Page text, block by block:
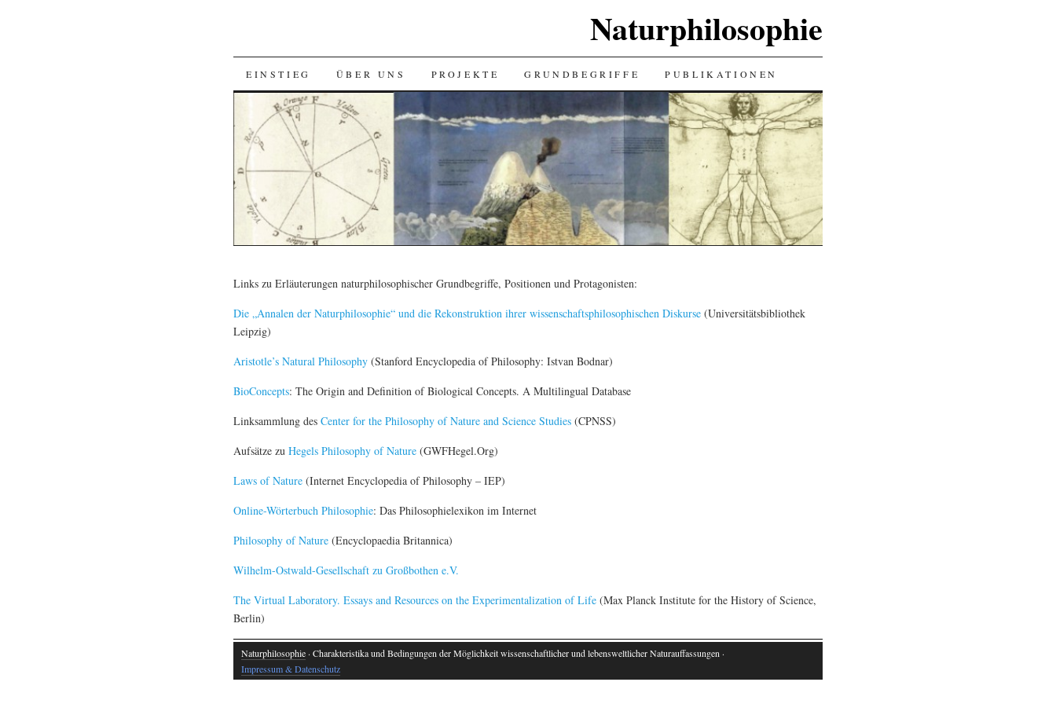
Naturphilosophie
SKIP
CONTENT
EINSTIEG ÜBER UNS PROJEKTE GRUNDBEGRIFFE PUBLIKATIONEN
Links zu Erläuterungen naturphilosophischer Grundbegriffe, Positionen und Protagonisten:
Die „Annalen der Naturphilosophie“ und die Rekonstruktion ihrer wissenschaftsphilosophischen Diskurse (Universitätsbibliothek
Leipzig)
Aristotle’s Natural Philosophy (Stanford Encyclopedia of Philosophy: Istvan Bodnar)
BioConcepts: The Origin and Definition of Biological Concepts. A Multilingual Database
Linksammlung des Center for the Philosophy of Nature and Science Studies (CPNSS)
Aufsätze zu Hegels Philosophy of Nature (GWFHegel.Org)
Laws of Nature (Internet Encyclopedia of Philosophy – IEP)
Online-Wörterbuch Philosophie: Das Philosophielexikon im Internet
Philosophy of Nature (Encyclopaedia Britannica)
Wilhelm-Ostwald-Gesellschaft zu Großbothen e.V.
The Virtual Laboratory. Essays and Resources on the Experimentalization of Life (Max Planck Institute for the History of Science,
Berlin)
Naturphilosophie · Charakteristika und Bedingungen der Möglichkeit wissenschaftlicher und lebensweltlicher Naturauffassungen ·
Impressum & Datenschutz